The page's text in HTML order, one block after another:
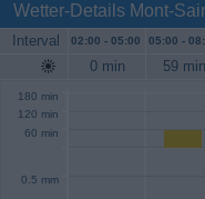
Wetter-Details Mont-
Interval 02:00 - 05:00 05:00 -
0 min 59 min
60 min
120 min
180 min
0.5 mm